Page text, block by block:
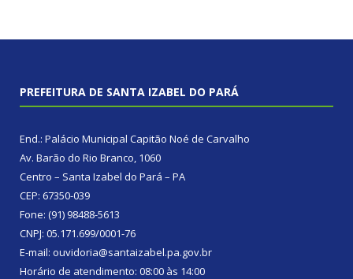
PREFEITURA DE SANTA IZABEL DO PARÁ
End.: Palácio Municipal Capitão Noé de Carvalho
Av. Barão do Rio Branco, 1060
Centro – Santa Izabel do Pará – PA
CEP: 67350-039
Fone: (91) 98488-5613
CNPJ: 05.171.699/0001-76
E-mail: ouvidoria@santaizabel.pa.gov.br
Horário de atendimento: 08:00 às 14:00